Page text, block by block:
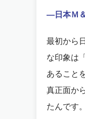
―日本Ｍ
最初から
な印象は
あること
真正面か
たんです。